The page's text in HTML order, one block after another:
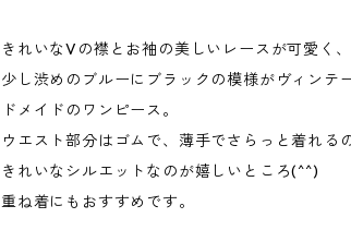
きれいなVの襟とお袖の美しいレースが可愛く、
少し渋めのブルーにブラックの模様がヴィンテ
ドメイドのワンピース。
ウエスト部分はゴムで、薄手でさらっと着れる
きれいなシルエットなのが嬉しいところ(^^)
重ね着にもおすすめです。